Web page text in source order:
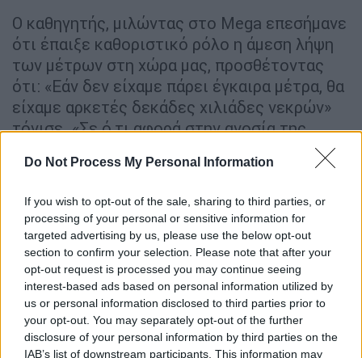
Do Not Process My Personal Information
If you wish to opt-out of the sale, sharing to third parties, or
processing of your personal or sensitive information for
targeted advertising by us, please use the below opt-out
section to confirm your selection. Please note that after your
opt-out request is processed you may continue seeing
interest-based ads based on personal information utilized by
us or personal information disclosed to third parties prior to
your opt-out. You may separately opt-out of the further
disclosure of your personal information by third parties on the
IAB’s list of downstream participants. This information may
Ο καθηγητής, μιλώντας στο Mega επεσήμανε
ότι έπαιξε καθοριστικό ρόλο η άμεση λήψη
των μέτρων στη χώρα μας, προσθέτοντας
ότι: «Εάν δεν είχαμε πάρει έγκαιρα μέτρα, θα
είχαμε αρκετές δεκάδες χιλιάδες νεκρών»
τόνισε. «Σε ό,τι αφορά στην ανοσία της
αγέλης, αναμένεις να νοσήσει περί το 50%
του πληθυσμού. Σε ένα θετικό σενάριο.
έφθαναν από δέκα χιλιάδες θα έφταναν έως
μισό εκατομμύριο» πρόσθεσε.
«Τα κρούσματα δεν πέφτουν ακόμα γιατί
στην αρχή δεν τηρήθηκαν αυστηρά τα μέτρα»
εξήγησε ο καθηγητής αναφερόμενος στον
σταθερό αριθμό των επιβεβαιωμένων
κρουσμάτων του κορονοϊού στην Ελλάδα.